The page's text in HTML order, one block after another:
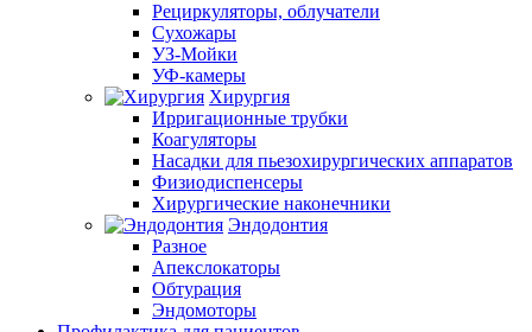
Рециркуляторы, облучатели
Сухожары
УЗ-Мойки
УФ-камеры
Хирургия
Ирригационные трубки
Коагуляторы
Насадки для пьезохирургических аппаратов
Физиодиспенсеры
Хирургические наконечники
Эндодонтия
Разное
Апекслокаторы
Обтурация
Эндомоторы